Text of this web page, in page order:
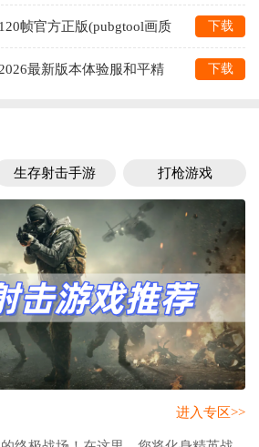
帧官方正版(pubgtool画质
下载
最新版本体验服和平精
下载
生存射击手游 打枪游戏
进入专区>>